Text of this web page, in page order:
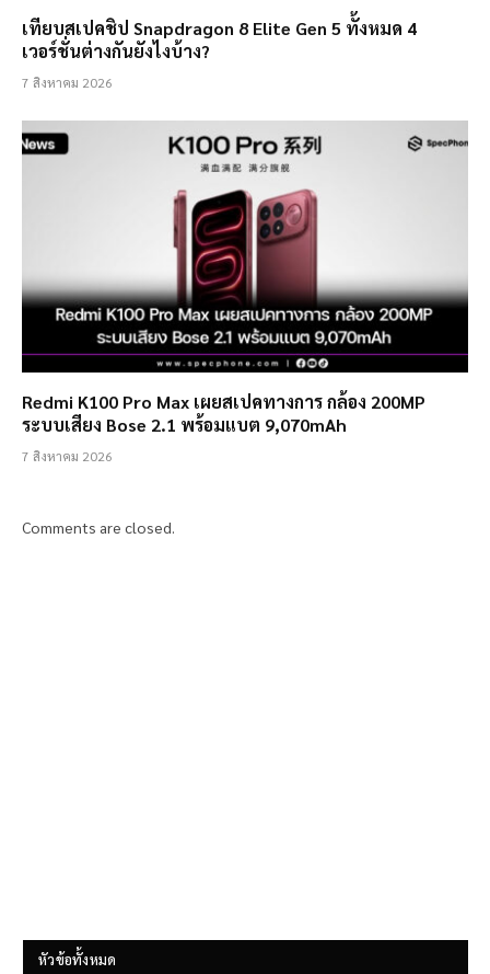
เทียบสเปคชิป Snapdragon 8 Elite Gen 5 ทั้งหมด 4
เวอร์ชั่นต่างกันยังไงบ้าง?
7 สิงหาคม 2026
Redmi K100 Pro Max เผยสเปคทางการ กล้อง 200MP
ระบบเสียง Bose 2.1 พร้อมแบต 9,070mAh
7 สิงหาคม 2026
Comments are closed.
หัวข้อทั้งหมด